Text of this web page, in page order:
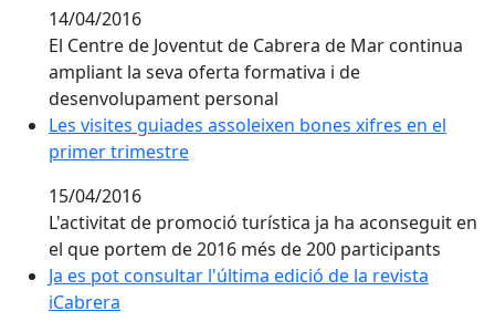
14/04/2016
El Centre de Joventut de Cabrera de Mar continua
ampliant la seva oferta formativa i de
desenvolupament personal
Les visites guiades assoleixen bones xifres en el
Les visites guiades assoleixen bones xifres en el
primer trimestre
15/04/2016
L'activitat de promoció turística ja ha aconseguit en
el que portem de 2016 més de 200 participants
Ja es pot consultar l'última edició de la revista
Ja es pot consultar l'última edició de la revista
iCabrera